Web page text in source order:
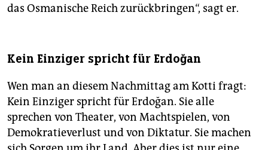
das Osmanische Reich zurückbringen“, sagt er.
Kein Einziger spricht für Erdoğan
Wen man an diesem Nachmittag am Kotti fragt:
Kein Einziger spricht für Erdoğan. Sie alle
sprechen von Theater, von Machtspielen, von
Demokratieverlust und von Diktatur. Sie machen